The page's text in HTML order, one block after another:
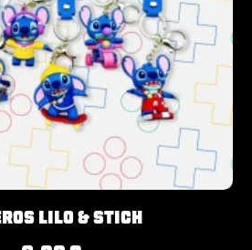
Lilo & Stich